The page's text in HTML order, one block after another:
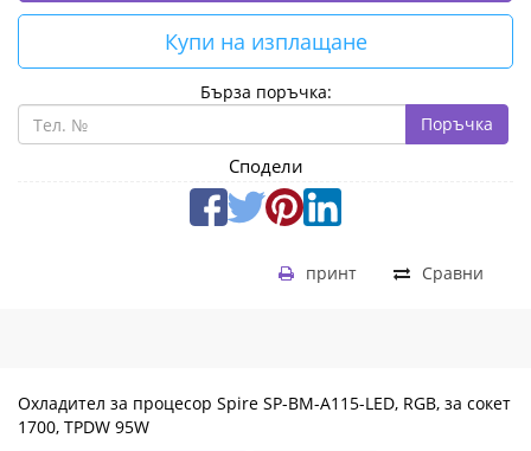
Купи на изплащане
Бърза поръчка:
Поръчка
Сподели
Сравни
принт
Охладител за процесор Spire SP-BM-A115-LED, RGB, за сокет
1700, TPDW 95W